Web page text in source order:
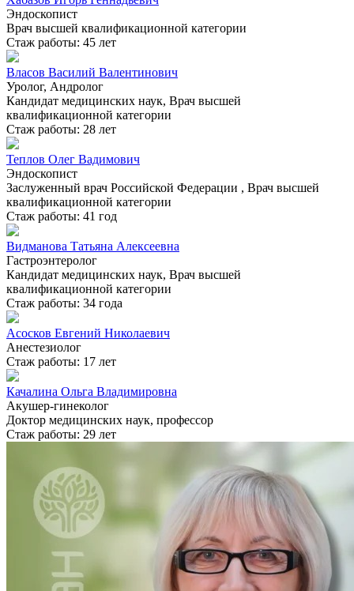
Эндоскопист
Врач высшей квалификационной категории
Стаж работы: 45 лет
Власов Василий Валентинович
Уролог, Андролог
Кандидат медицинских наук, Врач высшей
квалификационной категории
Стаж работы: 28 лет
Теплов Олег Вадимович
Эндоскопист
Заслуженный врач Российской Федерации , Врач высшей
квалификационной категории
Стаж работы: 41 год
Видманова Татьяна Алексеевна
Гастроэнтеролог
Кандидат медицинских наук, Врач высшей
квалификационной категории
Стаж работы: 34 года
Асосков Евгений Николаевич
Анестезиолог
Стаж работы: 17 лет
Качалина Ольга Владимировна
Акушер-гинеколог
Доктор медицинских наук, профессор
Стаж работы: 29 лет